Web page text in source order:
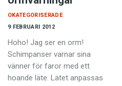
9 FEBRUARI 2012
OKATEGORISERADE
Hoho! Jag ser en orm!
Schimpanser varnar sina
vänner för faror med ett
hoande läte. Lätet anpassas